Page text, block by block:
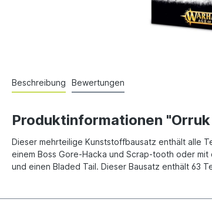
Beschreibung Bewertungen
Produktinformationen
Dieser mehrteilige Kunststoffbausatz enthält alle
einem Boss Gore-Hacka und Scrap-tooth oder
und einen Bladed Tail. Dieser Bausatz enthält 63